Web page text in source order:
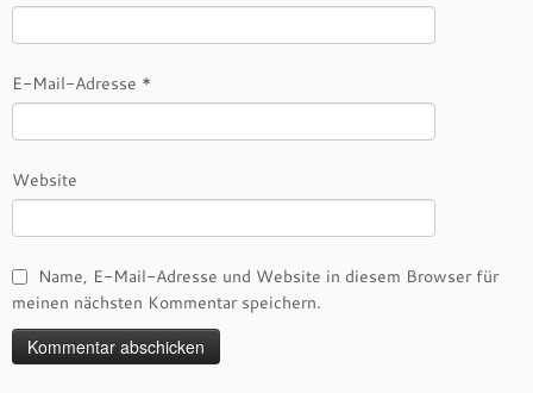
E-Mail-Adresse *
Website
Name, E-Mail-Adresse und Website in diesem Browser für
meinen nächsten Kommentar speichern.